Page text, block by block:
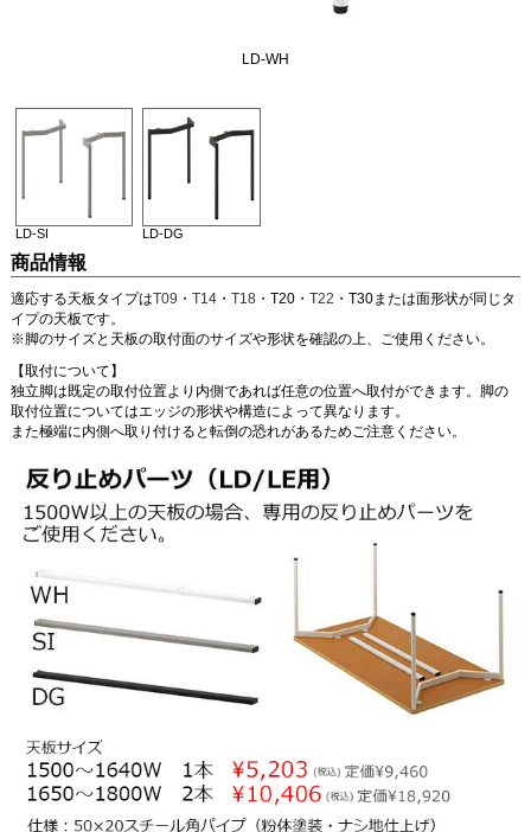
LD-WH
LD-SI LD-DG
商品情報
適応する天板タイプはT09 ・ T14・ T18・T20・ T22 ・T30または面形状が同じタ
イプの天板です。
※脚のサイズと天板の取付面のサイズや形状を確認の上、ご使用ください。
【取付について】
独立脚は既定の取付位置より内側であれば任意の位置へ取付ができます。脚の
取付位置についてはエッジの形状や構造によって異なります。
また極端に内側へ取り付けると転倒の恐れがあるためご注意ください。